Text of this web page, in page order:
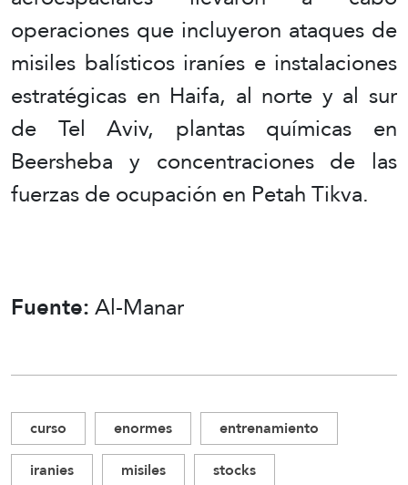
operaciones que incluyeron ataques de
misiles balísticos iraníes e instalaciones
estratégicas en Haifa, al norte y al sur
de Tel Aviv, plantas químicas en
Beersheba y concentraciones de las
fuerzas de ocupación en Petah Tikva.
Fuente:Al-Manar
curso enormes
entrenamiento
iranies
misiles stocks